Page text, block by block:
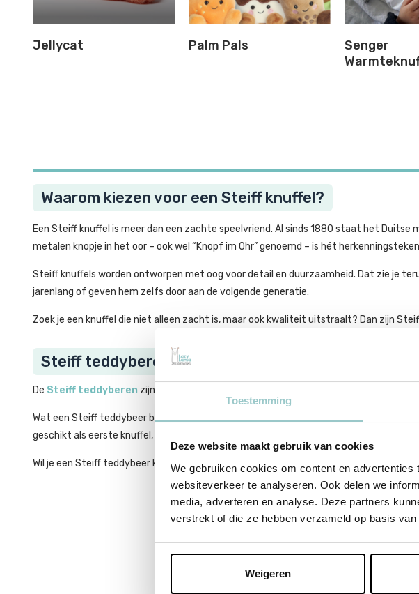
Toestemming
Deze website maakt gebruik van cookies
We gebruiken cookies om content en
websiteverkeer te analyseren. Ook delen we
media, adverteren en analyse. Deze partners
verstrekt of die ze hebben verzameld op basis
Weigeren
Jellycat Palm Pals
Senger
Waarom kiezen voor een Steiff knuffel?
Een Steiff knuffel is meer dan een zachte speelvriend. Al sinds 1880 staat het
metalen knopje in het oor – ook wel “Knopf im Ohr” genoemd – is hét
Steiff knuffels worden ontworpen met oog voor detail en duurzaamheid. Dat zie je
jarenlang of geven hem zelfs door aan de volgende generatie.
Zoek je een knuffel die niet alleen zacht is, maar ook kwaliteit uitstraalt? Dan zijn
Steiff teddyberen
De Steiff teddyberen zijn wereldwijd een begrip. Van klassieke beige beren tot
Wat een Steiff teddybeer bijzonder maakt, is de balans tussen traditie en kwaliteit.
geschikt als eerste knuffel, als kraamcadeau of als verzamelobject.
Wil je een Steiff teddybeer kopen die jarenlang mooi blijft? Bekijk dan onzeSteiff
“Als kraamcadeau kies je iets dat